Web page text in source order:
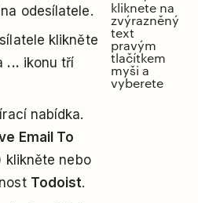
odesílatele.
klikněte
... ikonu tří
nabídka.
Email To
klikněte nebo
Todoist.
kliknete na
zvýrazněný
text
pravým
tlačítkem
myši a
vyberete